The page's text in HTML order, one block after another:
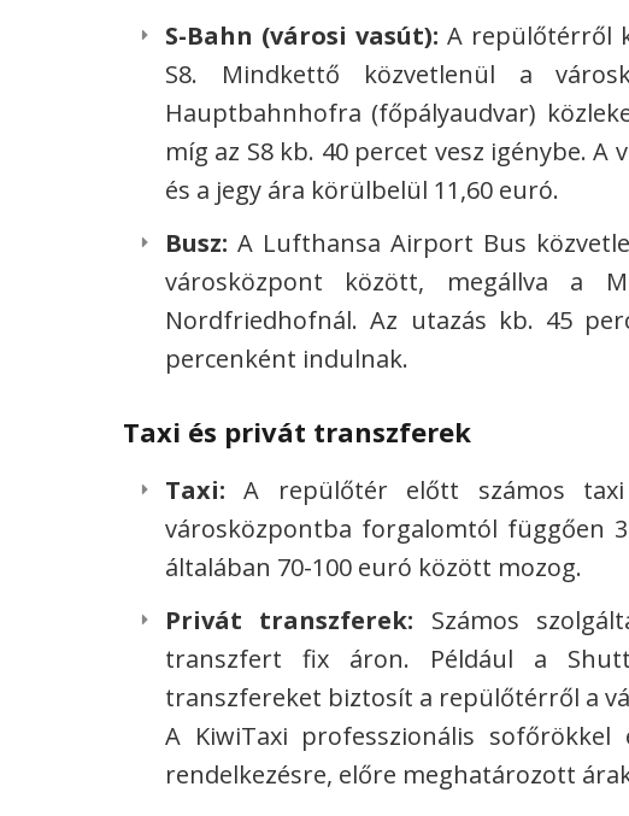
S-Bahn (városi vasút): A repülőtérről
S8. Mindkettő közvetlenül a
Hauptbahnhofra (főpályaudvar)
míg az S8 kb. 40 percet vesz igénybe.
és a jegy ára körülbelül 11,60 euró.
Busz: A Lufthansa Airport Bus
városközpont között, megállva a
Nordfriedhofnál. Az utazás kb. 45
percenként indulnak.
Taxi és privát transzferek
Taxi: A repülőtér előtt számos
városközpontba forgalomtól függően
általában 70-100 euró között mozog.
Privát transzferek: Számos
transzfert fix áron. Például a
transzfereket biztosít a repülőtérről a
A KiwiTaxi professzionális
rendelkezésre, előre meghatározott